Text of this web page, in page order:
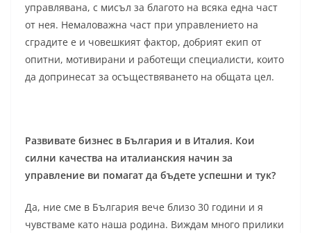
управлявана, с мисъл за благото на всяка една част
от нея. Немаловажна част при управлението на
сградите е и човешкият фактор, добрият екип от
опитни, мотивирани и работещи специалисти, които
да допринесат за осъществяването на общата цел.
Развивате бизнес в България и в Италия. Кои
силни качества на италианския начин за
управление ви помагат да бъдете успешни и тук?
Да, ние сме в България вече близо 30 години и я
чувстваме като наша родина. Виждам много прилики